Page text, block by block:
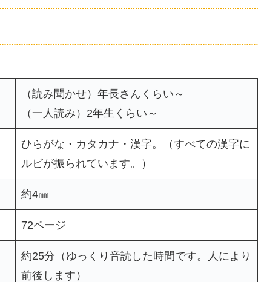
（読み聞かせ）年長さんくらい～
（一人読み）2年生くらい～
ひらがな・カタカナ・漢字。（すべての漢字に
ルビが振られています。）
約4㎜
72ページ
約25分（ゆっくり音読した時間です。人により
前後します）